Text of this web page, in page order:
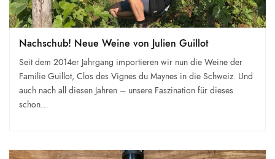
Nachschub! Neue Weine von Julien Guillot
Seit dem 2014er Jahrgang importieren wir nun die Weine der
Familie Guillot, Clos des Vignes du Maynes in die Schweiz. Und
auch nach all diesen Jahren – unsere Faszination für dieses
schon…